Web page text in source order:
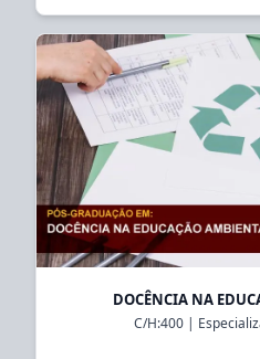
DOCÊNCIA NA
C/H:400|